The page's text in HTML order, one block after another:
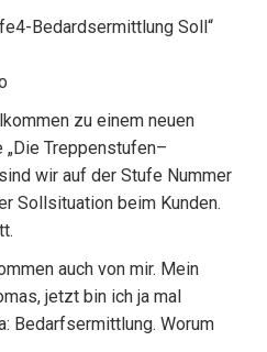
Bedardsermittlung Soll“
zu einem neuen
„Die Treppenstufen–
wir auf der Stufe Nummer
Sollsituation beim Kunden.
auch von mir. Mein
jetzt bin ich ja mal
Bedarfsermittlung. Worum